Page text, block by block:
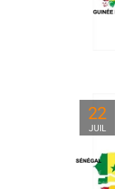
22
JUIL